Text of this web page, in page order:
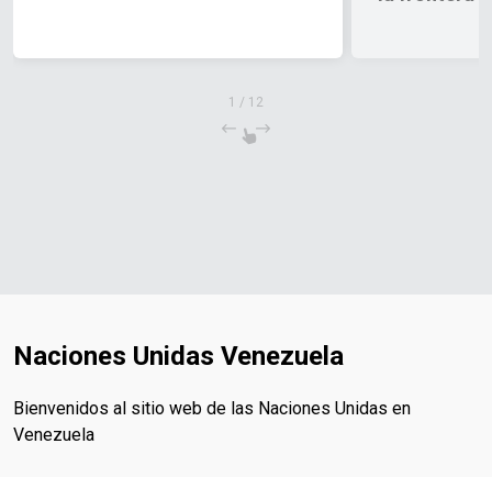
1 / 12
Naciones Unidas Venezuela
Bienvenidos al sitio web de las Naciones Unidas en
Venezuela